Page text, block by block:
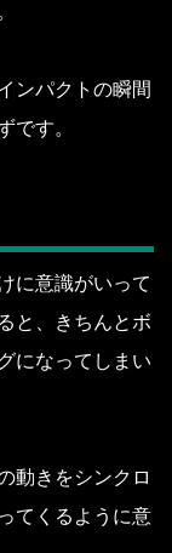
ンパクトの瞬間
です。
に意識がいって
と、きちんとボ
になってしまい
動きをシンクロ
てくるように意